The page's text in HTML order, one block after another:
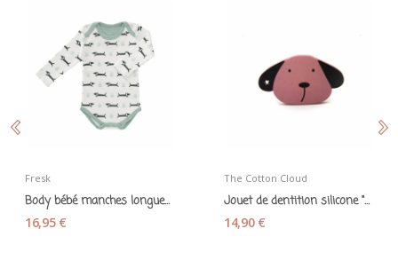
Fresk
Body bébé manches longues "Teckel" coton bio...
16,95 €
The Cotton Cloud
Jouet de dentition silicone "Milo le chien"...
14,90 €